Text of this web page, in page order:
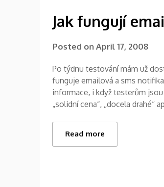
Jak fungují
Posted onApril 17, 2008
Po týdnu testování mám už
funguje emailová a sms
informace, i když testerům
„solidní cena“, „docela drahé“
Read more